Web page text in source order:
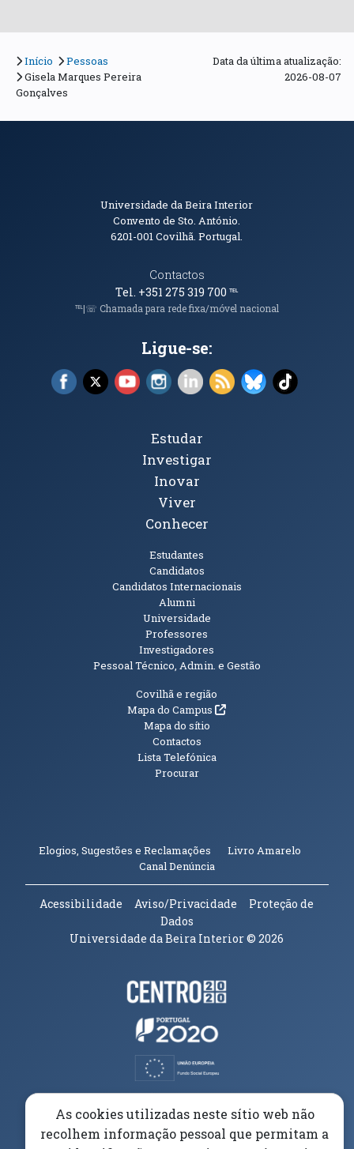
Início
Pessoas
Gisela Marques Pereira
Gonçalves
Data da última atualização:
2026-08-07
Informações de Contacto
Universidade da Beira Interior
Convento de Sto. António.
6201-001Covilhã. Portugal.
Contactos
Tel. +351 275 319 700℡
℡|☏ Chamada para rede fixa/móvel nacional
Ligue-se:
Facebook (abre em nova janela)
X (abre em nova janela)
YouTube (abre em nova janela)
Instagram (abre em nova janela)
LinkedIn (abre em nova
RSS (abre em nova
Bluesky (abre
TikTok
Tópicos Principais
Estudar
Investigar
Inovar
Viver
Conhecer
Estudantes
Candidatos
Candidatos Internacionais
Alumni
Universidade
Professores
Investigadores
Pessoal Técnico, Admin. e Gestão
Informações Adicionais
Covilhã e região
Mapa do Campus(abre em nova janela)
Mapa do sítio
Contactos
Lista Telefónica
Procurar
Elogios, Sugestões e Reclamações Livro Amarelo
Canal Denúncia(abre em nova janela)
Acessibilidade Aviso/Privacidade
Proteção de
Dados
Universidade da Beira Interior© 2026
Parceiros e Financiadores
(abre em nova janela)
As cookies utilizadas neste sítio web não
recolhem informação pessoal que permitam a